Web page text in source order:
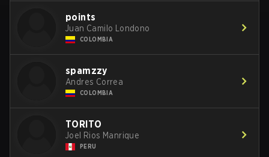
points
Juan Camilo Londono
COLOMBIA
spamzzy
Andres Correa
COLOMBIA
TORITO
Joel Rios Manrique
PERU